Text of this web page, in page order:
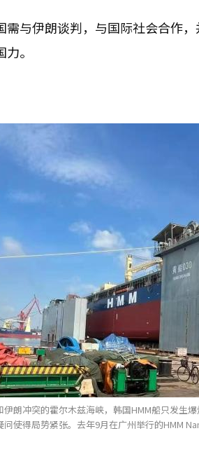
需与伊朗谈判，与国际社会合作
。
伊朗冲突的霍尔木兹海峡，韩国HMM船只发生
问使得局势紧张。去年9月在广州举行的HMM